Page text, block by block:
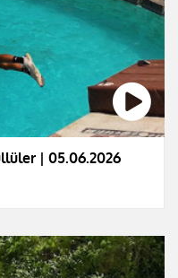
| 05.06.2026